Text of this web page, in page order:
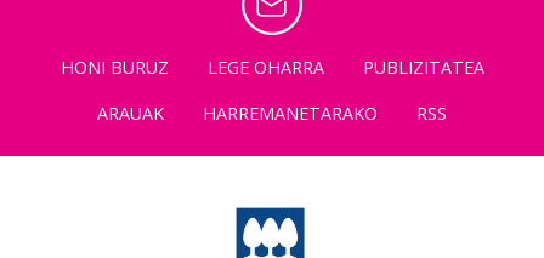
HONI BURUZ LEGE OHARRA
PUBLIZITATEA
ARAUAK
HARREMANETARAKO RSS